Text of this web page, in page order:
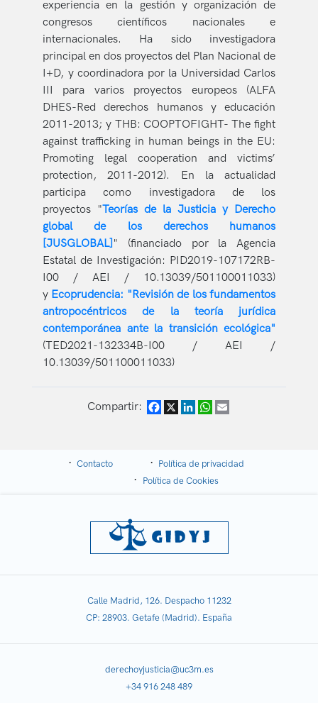
experiencia en la gestión y organización de
congresos científicos nacionales e
internacionales. Ha sido investigadora
principal en dos proyectos del Plan Nacional de
I+D, y coordinadora por la Universidad Carlos
III para varios proyectos europeos (ALFA
DHES-Red derechos humanos y educación
2011-2013; y THB: COOPTOFIGHT- The fight
against trafficking in human beings in the EU:
Promoting legal cooperation and victims’
protection, 2011-2012). En la actualidad
participa como investigadora de los
proyectos "Teorías de la Justicia y Derecho
global de los derechos humanos
[JUSGLOBAL] " (financiado por la Agencia
Estatal de Investigación: PID2019-107172RB-
I00 / AEI / 10.13039/501100011033)
y Ecoprudencia: "Revisión de los fundamentos
antropocéntricos de la teoría jurídica
contemporánea ante la transición ecológica"
(TED2021-132334B-I00 / AEI /
10.13039/501100011033)
Compartir: Facebook
X LinkedInWhatsApp
Contacto
Política de privacidad
Política de Cookies
Calle Madrid, 126. Despacho 11232
CP: 28903. Getafe (Madrid). España
derechoyjusticia@uc3m.es
+34 916 248 489